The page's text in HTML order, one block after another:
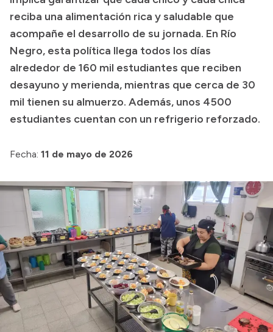
Convocatorias
Intranet
Login
reciba una alimentación rica y saludable que
acompañe el desarrollo de su jornada. En Río
Negro, esta política llega todos los días
alrededor de 160 mil estudiantes que reciben
desayuno y merienda, mientras que cerca de 30
mil tienen su almuerzo. Además, unos 4500
estudiantes cuentan con un refrigerio reforzado.
Fecha: 11 de mayo de 2026